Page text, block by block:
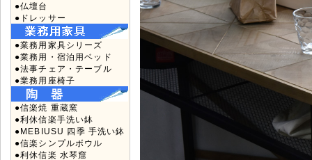
●仏壇台
●ドレッサー
●業務用家具シリーズ
●業務用・宿泊用ベッド
●法事チェア・テーブル
●業務用座椅子
●信楽焼 重蔵窯
●利休信楽手洗い鉢
●MEBIUSU 四季 手洗い鉢
●信楽シンプルボウル
●利休信楽 水琴窟